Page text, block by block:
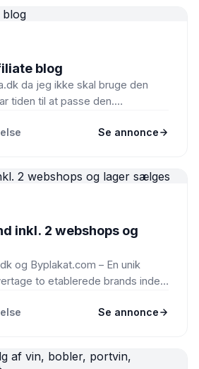
blog
da jeg ikke skal bruge den
tiden til at passe den.…
Se annonce
inkl. 2 webshops og
og Byplakat.com – En unik
to etablerede brands inden
Se annonce